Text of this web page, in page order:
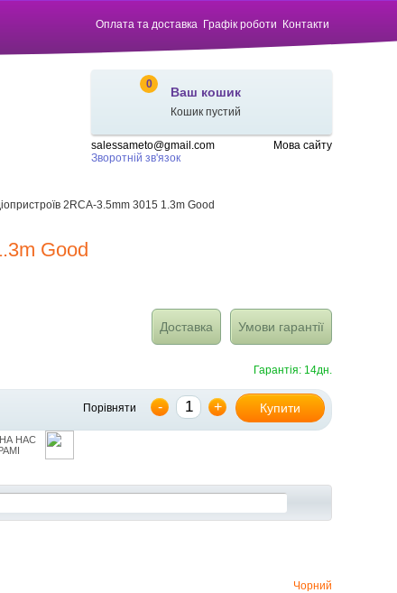
Оплата та доставка Графік роботи Контакти
0
Ваш кошик
Кошик пустий
salessameto@gmail.com
Зворотній зв'язок
Мова сайту
2RCA-3.5mm 3015 1.3m Good
Good
Доставка Умови гарантії
Гарантія: 14дн.
Порівняти - + Купити
НАС
Чорний